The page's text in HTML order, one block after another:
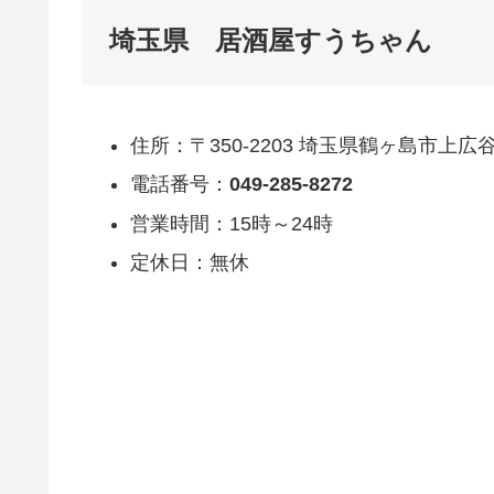
埼玉県 居酒屋すうちゃん
住所：〒350-2203 埼玉県鶴ヶ島市上広
電話番号： 049-285-8272
営業時間：15時～24時
定休日：無休